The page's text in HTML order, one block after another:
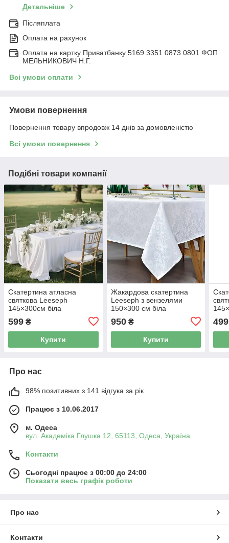
Детальніше
Післяплата
Оплата на рахунок
Оплата на картку Приватбанку 5169 3351 0873 0801 ФОП
МЕЛЬНИКОВИЧ Н.Г.
Всі умови оплати
Умови повернення
Повернення товару впродовж 14 днів за домовленістю
Всі умови повернення
Подібні товари компанії
Скатертина атласна
святкова Leeseph
145×300см біла
599 ₴
Купити
Жакардова скатертина
Leeseph з вензелями
150×300 см біла
950₴
Купити
499
Про нас
98% позитивних з 141 відгука за рік
Працює з 10.06.2017
м. Одеса
вул. Академіка Глушка 12, 65113, Одеса, Україна
Контакти
Сьогодні працює з 00:00 до 24:00
Показати весь графік роботи
Про нас
Контакти